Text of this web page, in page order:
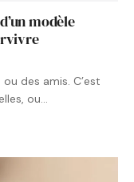
modèle
des amis. C’est
ou…